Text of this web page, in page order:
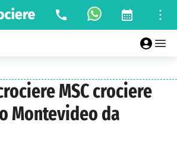
MSC crociere
Montevideo da